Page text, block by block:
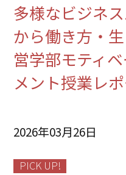
多様なビジネ
から働き方・
営学部モティ
メント授業レ
2026年03月26日
PICK UP!